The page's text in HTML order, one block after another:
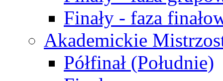
Finały - faza
Akademickie
Półfinał (Południe)